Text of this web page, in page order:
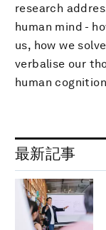
research
human mind -
us, how we
verbalise our
human
最新記事